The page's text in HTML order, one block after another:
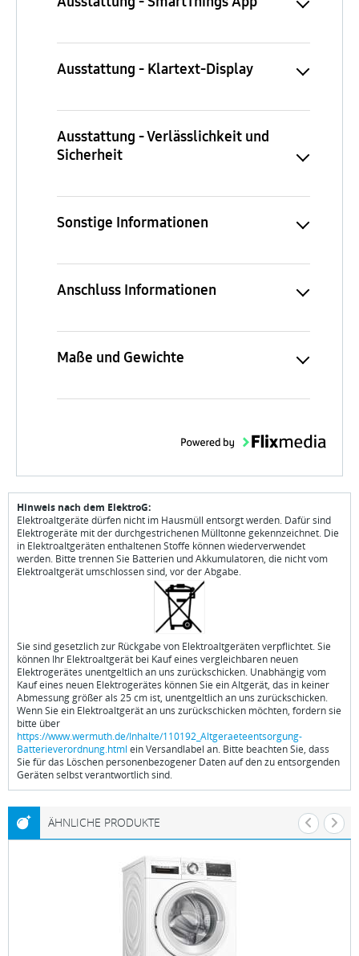
Ausstattung - Klartext-Display
Ausstattung - Verlässlichkeit und
Sicherheit
Sonstige Informationen
Anschluss Informationen
Maße und Gewichte
Hinweis nach dem ElektroG:
Elektroaltgeräte dürfen nicht im Hausmüll entsorgt werden. Dafür sind
Elektrogeräte mit der durchgestrichenen Mülltonne gekennzeichnet. Die
in Elektroaltgeräten enthaltenen Stoffe können wiederverwendet
werden. Bitte trennen Sie Batterien und Akkumulatoren, die nicht vom
Elektroaltgerät umschlossen sind, vor der Abgabe.
Sie sind gesetzlich zur Rückgabe von Elektroaltgeräten verpflichtet. Sie
können Ihr Elektroaltgerät bei Kauf eines vergleichbaren neuen
Elektrogerätes unentgeltlich an uns zurückschicken. Unabhängig vom
Kauf eines neuen Elektrogerätes können Sie ein Altgerät, das in keiner
Abmessung größer als 25 cm ist, unentgeltlich an uns zurückschicken.
Wenn Sie ein Elektroaltgerät an uns zurückschicken möchten, fordern sie
bitte über
https://www.wermuth.de/Inhalte/110192_Altgeraeteentsorgung-
Batterieverordnung.html ein Versandlabel an. Bitte beachten Sie, dass
Sie für das Löschen personenbezogener Daten auf den zu entsorgenden
Geräten selbst verantwortlich sind.
ÄHNLICHE PRODUKTE